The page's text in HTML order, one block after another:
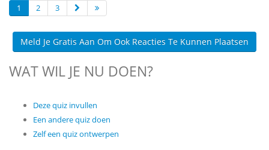
1 2 3
Meld Je Gratis Aan Om Ook Reacties Te Kunnen Plaatsen
WAT WIL JE NU DOEN?
Deze quiz invullen
Een andere quiz doen
Zelf een quiz ontwerpen